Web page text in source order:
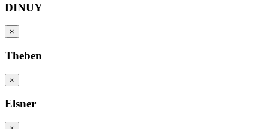
DINUY
×
Theben
×
Elsner